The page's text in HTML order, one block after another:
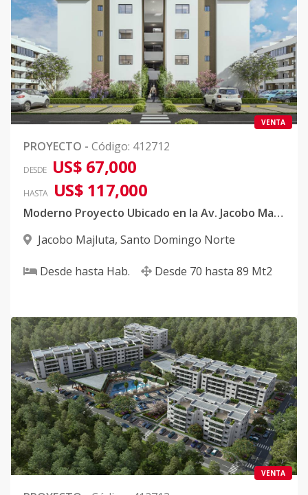
VENTA
PROYECTO - Código: 412712
DESDE US$ 67,000
HASTA US$ 117,000
Moderno Proyecto Ubicado en la Av. Jacobo Majluta Con Piscina
Jacobo Majluta, Santo Domingo Norte
Desde hasta Hab. Desde 70 hasta 89 Mt2
VENTA